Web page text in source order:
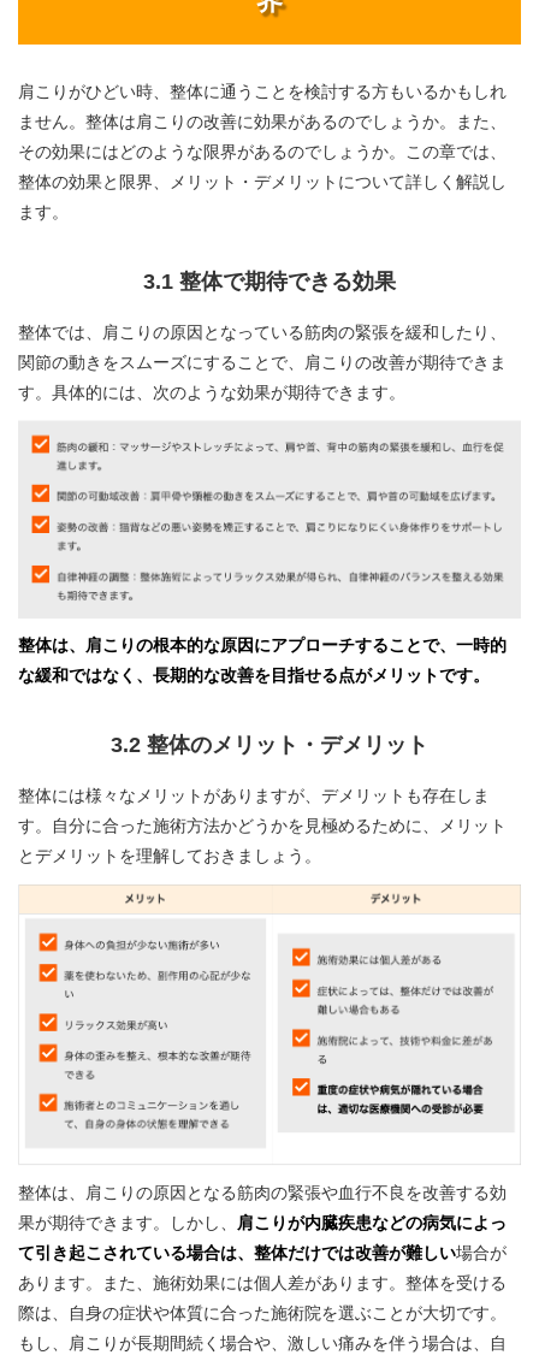
肩こりがひどい時、整体に通うことを検討する方もいるかもしれ
ません。整体は肩こりの改善に効果があるのでしょうか。また、
その効果にはどのような限界があるのでしょうか。この章では、
整体の効果と限界、メリット・デメリットについて詳しく解説し
ます。
3.1 整体で期待できる効果
整体では、肩こりの原因となっている筋肉の緊張を緩和したり、
関節の動きをスムーズにすることで、肩こりの改善が期待できま
す。具体的には、次のような効果が期待できます。
整体は、肩こりの根本的な原因にアプローチすることで、一時的
な緩和ではなく、長期的な改善を目指せる点がメリットです。
3.2 整体のメリット・デメリット
整体には様々なメリットがありますが、デメリットも存在しま
す。自分に合った施術方法かどうかを見極めるために、メリット
とデメリットを理解しておきましょう。
整体は、肩こりの原因となる筋肉の緊張や血行不良を改善する効
果が期待できます。しかし、
肩こりが内臓疾患などの病気によっ
て引き起こされている場合は、整体だけでは改善が難しい場合が
あります。また、施術効果には個人差があります。整体を受ける
際は、自身の症状や体質に合った施術院を選ぶことが大切です。
もし、肩こりが長期間続く場合や、激しい痛みを伴う場合は、自